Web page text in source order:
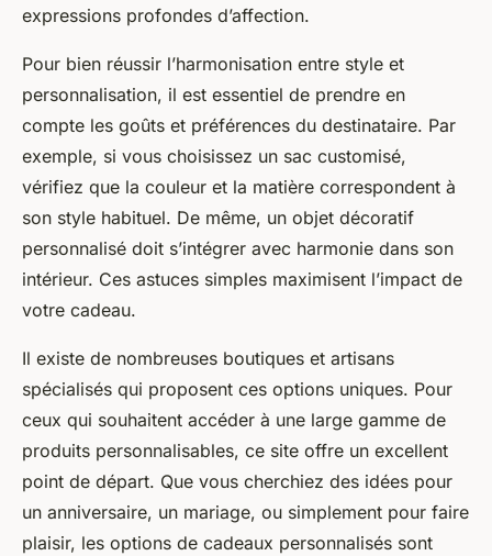
expressions profondes d’affection.
Pour bien réussir l’harmonisation entre style et
personnalisation, il est essentiel de prendre en
compte les goûts et préférences du destinataire. Par
exemple, si vous choisissez un sac customisé,
vérifiez que la couleur et la matière correspondent à
son style habituel. De même, un objet décoratif
personnalisé doit s’intégrer avec harmonie dans son
intérieur. Ces astuces simples maximisent l’impact de
votre cadeau.
Il existe de nombreuses boutiques et artisans
spécialisés qui proposent ces options uniques. Pour
ceux qui souhaitent accéder à une large gamme de
produits personnalisables, ce site offre un excellent
point de départ. Que vous cherchiez des idées pour
un anniversaire, un mariage, ou simplement pour faire
plaisir, les options de cadeaux personnalisés sont